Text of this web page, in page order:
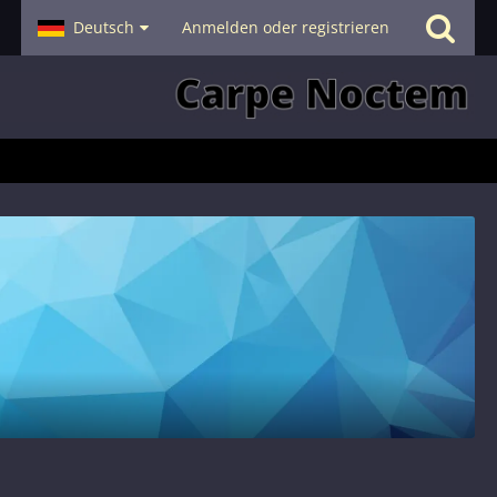
Hilfe
Deutsch Anmelden oder registrieren